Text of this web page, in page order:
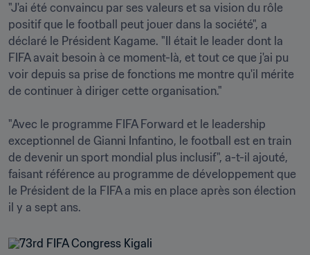
"J'ai été convaincu par ses valeurs et sa vision du rôle
positif que le football peut jouer dans la société", a
déclaré le Président Kagame. "Il était le leader dont la
FIFA avait besoin à ce moment-là, et tout ce que j'ai pu
voir depuis sa prise de fonctions me montre qu'il mérite
de continuer à diriger cette organisation."
"Avec le programme FIFA Forward et le leadership
exceptionnel de Gianni Infantino, le football est en train
de devenir un sport mondial plus inclusif", a-t-il ajouté,
faisant référence au programme de développement que
le Président de la FIFA a mis en place après son élection
il y a sept ans.